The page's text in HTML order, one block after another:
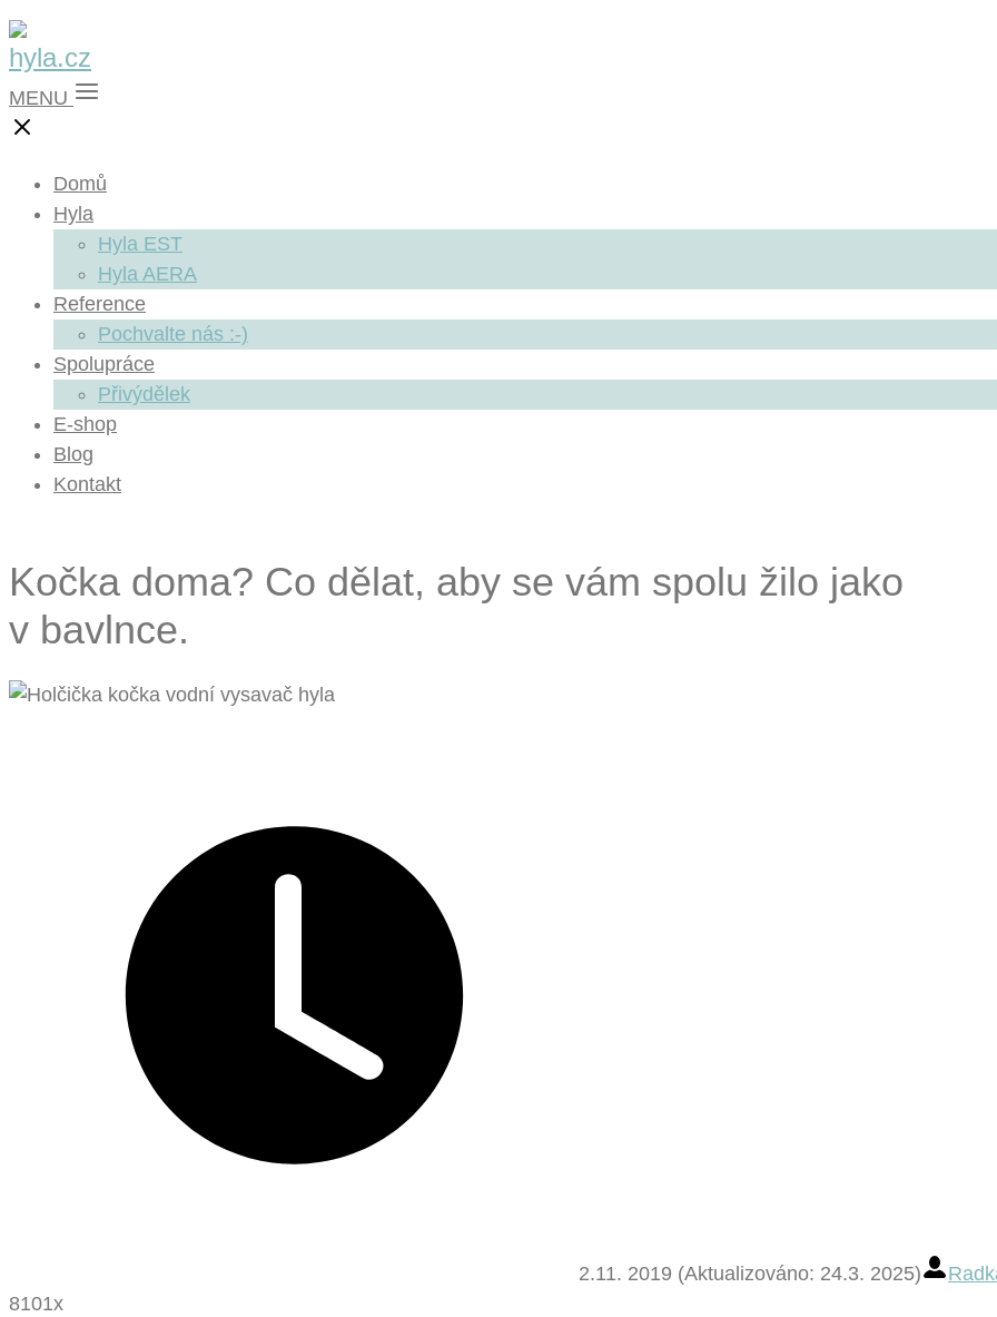
MENU
Domů
Hyla
Hyla EST
Hyla AERA
Reference
Pochvalte nás :-)
Spolupráce
Přivýdělek
E-shop
Blog
Kontakt
Kočka doma? Co dělat, aby se vám spolu žilo jako
v bavlnce.
2.11. 2019 (Aktualizováno: 24.3. 2025)
8101x